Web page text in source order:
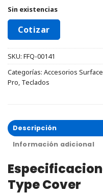
Sin existencias
Cotizar
SKU: FFQ-00141
Categorías: Accesorios
Pro, Teclados
Descripción
Información adicional
Type Cover